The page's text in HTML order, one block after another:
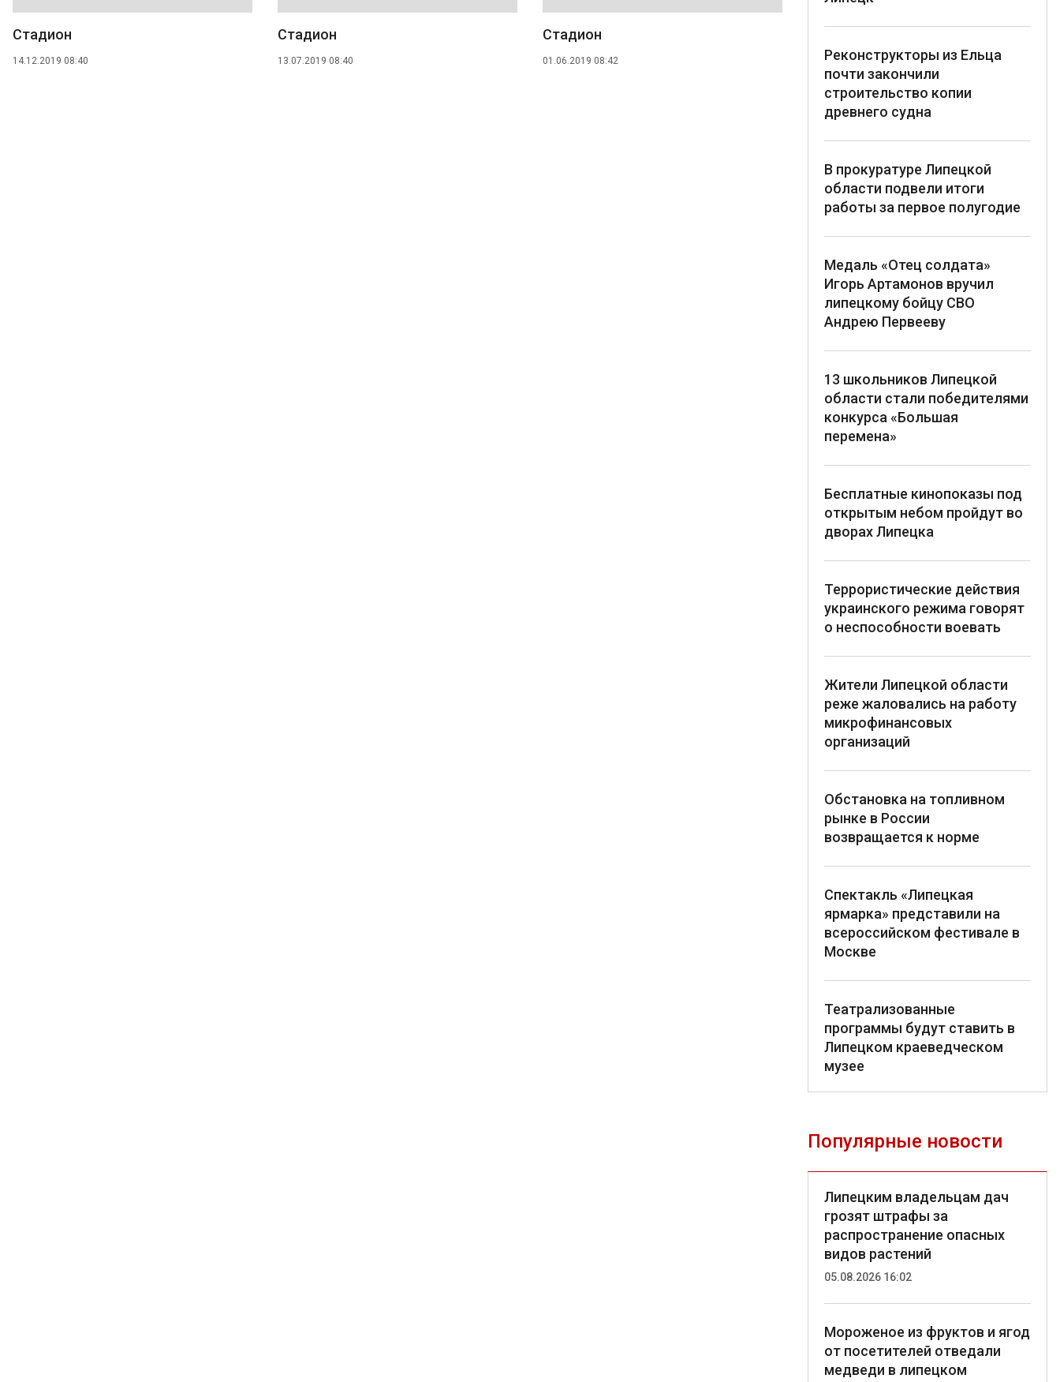
Стадион
14.12.2019 08:40
Стадион
13.07.2019 08:40
Стадион
01.06.2019 08:42
Реконструкторы из Ельца
почти закончили
строительство копии
древнего судна
В прокуратуре Липецкой
области подвели итоги
работы за первое полугодие
Медаль «Отец солдата»
Игорь Артамонов вручил
липецкому бойцу СВО
Андрею Первееву
13 школьников Липецкой
области стали победителями
конкурса «Большая
перемена»
Бесплатные кинопоказы под
открытым небом пройдут во
дворах Липецка
Террористические действия
украинского режима говорят
о неспособности воевать
Жители Липецкой области
реже жаловались на работу
микрофинансовых
организаций
Обстановка на топливном
рынке в России
возвращается к норме
Спектакль «Липецкая
ярмарка» представили на
всероссийском фестивале в
Москве
Театрализованные
программы будут ставить в
Липецком краеведческом
музее
Популярные новости
Липецким владельцам дач
грозят штрафы за
распространение опасных
видов растений
05.08.2026 16:02
Мороженое из фруктов и ягод
от посетителей отведали
медведи в липецком